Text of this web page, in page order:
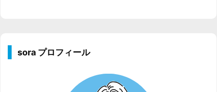
sora プロフィール